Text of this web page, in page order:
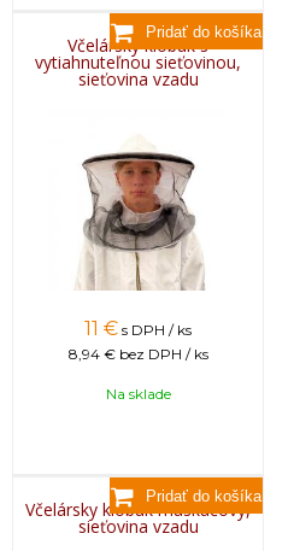
Včelársky klobúk s
vytiahnuteľnou sieťovinou,
sieťovina vzadu
11 € s DPH / ks
8,94 € bez DPH / ks
Na sklade
Včelársky klobúk maskáčový,
sieťovina vzadu